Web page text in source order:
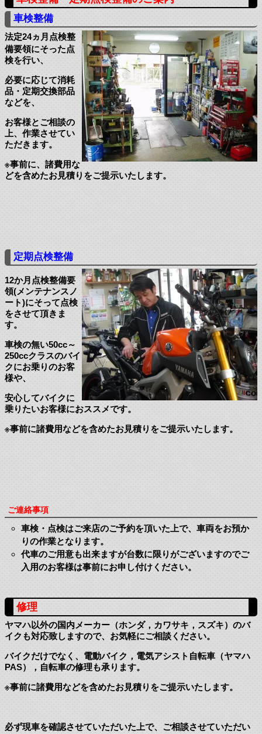
車検整備
法定24ヵ月点検整
備要領にそった点
検を行い、
必要に応じて消耗
品・定期交換部品
などを、
お客様とご相談の
上、作業させてい
ただきます。
※事前に、諸費用な
どを含めたお見積りをご提示いたします。
定期点検整備
12か月点検整備要
領(メンテナンスノ
ート)にそって点検
をさせて頂きま
す。
車検の無い50cc～
250ccクラスのバイ
クにお乗りのお客
様や、
安心してバイクに
乗りたいお客様におススメです。
※事前に諸費用などを含めたお見積りをご提示いたします。
ご連絡事項
車検・点検はご来店のご予約を頂いた上で、車両をお預か
りの作業となります。
代車のご用意も出来ますが台数に限りがございますのでご
入用のお客様は事前にお申し付けください。
修理
ヤマハ以外の国内メーカー（ホンダ，カワサキ，スズキ）のバ
イクも対応致しますので、お気軽にご相談ください。
バイクだけでなく、電動バイク，電気アシスト自転車（ヤマハ
PAS），自転車の修理も承ります。
※事前に諸費用などを含めたお見積りをご提示いたします。
必ず現車を確認させていただいた上で、ご相談させていただい